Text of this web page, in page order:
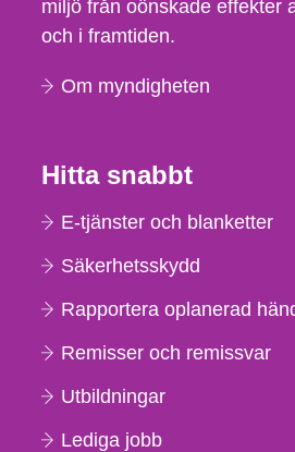
miljö från oönskade effekter
och i framtiden.
Om myndigheten
Hitta snabbt
E-tjänster och blanketter
Säkerhetsskydd
Rapportera oplanerad
Remisser och remissvar
Utbildningar
Lediga jobb